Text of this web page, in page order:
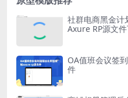
社群电商黑金计
Axure RP源文
OA值班会议签
件